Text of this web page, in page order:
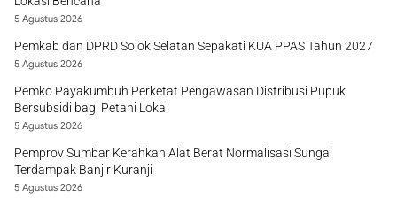
5 Agustus 2026
Pemkab dan DPRD Solok Selatan Sepakati KUA PPAS Tahun 2027
5 Agustus 2026
Pemko Payakumbuh Perketat Pengawasan Distribusi Pupuk
Bersubsidi bagi Petani Lokal
5 Agustus 2026
Pemprov Sumbar Kerahkan Alat Berat Normalisasi Sungai
Terdampak Banjir Kuranji
5 Agustus 2026